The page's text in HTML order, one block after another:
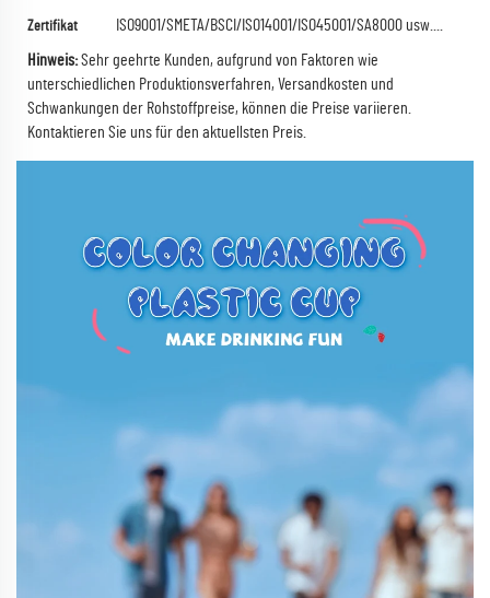
Zertifikat
ISO9001/SMETA/BSCI/ISO14001/ISO45001/SA8000 usw....
Hinweis:Sehr geehrte Kunden, aufgrund von Faktoren wie
unterschiedlichen Produktionsverfahren, Versandkosten und
Schwankungen der Rohstoffpreise, können die Preise variieren.
Kontaktieren Sie uns für den aktuellsten Preis.